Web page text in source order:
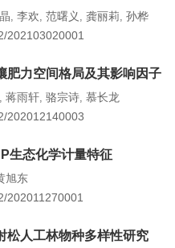
, 李欢, 范曙义 , 龚丽莉, 孙桦
202103020001
肥力空间格局及其影响因子
, 蒋雨轩, 骆宗诗, 慕长龙
202012140003
生态化学计量特征
旭东
202011270001
松人工林物种多样性研究